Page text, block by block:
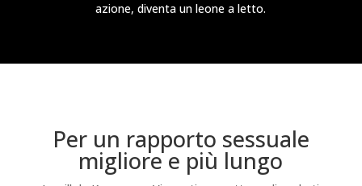
azione, diventa un leone a letto.
Per un rapporto sessuale
migliore e più lungo